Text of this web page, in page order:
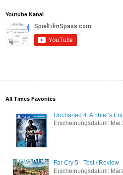
Youtube Kanal
All Times Favorites
Uncharted 4: A Thief’s
Erscheinungsdatum: Mai
Far Cry 5 - Test / Review
Erscheinungsdatum: